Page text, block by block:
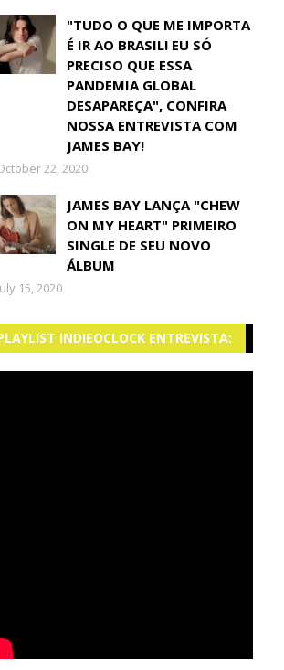
"TUDO O QUE ME IMPORTA
É IR AO BRASIL! EU SÓ
PRECISO QUE ESSA
PANDEMIA GLOBAL
DESAPAREÇA", CONFIRA
NOSSA ENTREVISTA COM
JAMES BAY!
22, 2020
JAMES BAY LANÇA "CHEW
ON MY HEART" PRIMEIRO
SINGLE DE SEU NOVO
ÁLBUM
15, 2020
INDIEOCLOCK ENTREVISTA: